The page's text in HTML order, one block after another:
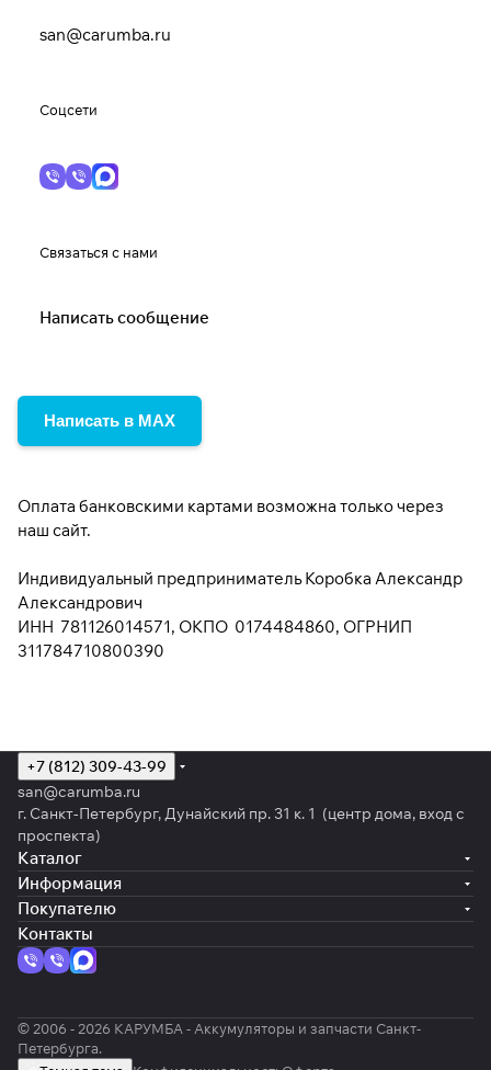
san@carumba.ru
Соцсети
Связаться с нами
Написать сообщение
Написать в MAX
Оплата банковскими картами возможна только через
наш сайт.
Индивидуальный предприниматель Коробка Александр
Александрович
ИНН 781126014571, ОКПО 0174484860, ОГРНИП
311784710800390
+7 (812) 309-43-99
san@carumba.ru
г. Санкт-Петербург, Дунайский пр. 31 к. 1 (центр дома, вход с
проспекта)
Каталог
Информация
Покупателю
Контакты
© 2006 - 2026 КАРУМБА - Аккумуляторы и запчасти Санкт-
Петербурга.